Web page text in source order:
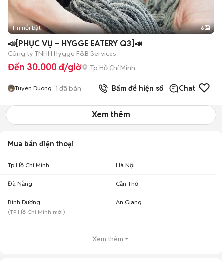
+2
Tin nổi bật 6
📣[PHỤC VỤ – HYGGE EATERY Q3]📣
Công ty TNHH Hygge F&B Services
Đến 30.000 đ/giờ Tp Hồ Chí Minh
Tuyen Duong 1 đã bán Bấm để hiện số Chat
Xem thêm
Mua bán điện thoại
Tp Hồ Chí Minh Hà Nội
Đà Nẵng Cần Thơ
Bình Dương
(TP Hồ Chí Minh mới)
An Giang
Xem thêm